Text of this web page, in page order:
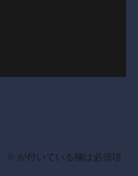
※ が付いている欄は必須項